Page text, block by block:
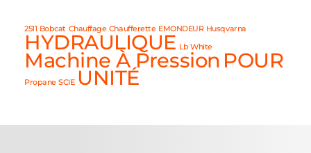
2511 Bobcat Chauffage Chaufferette EMONDEUR Husqvarna
HYDRAULIQUE Lb White
Machine À Pression POUR
Propane SCIE UNITÉ